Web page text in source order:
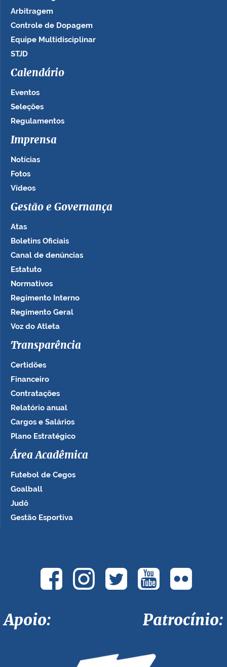
Arbitragem
Controle de Dopagem
Equipe Multidisciplinar
STJD
Calendário
Eventos
Seleções
Regulamentos
Imprensa
Notícias
Fotos
Vídeos
Gestão e Governança
Atas
Boletins Oficiais
Canal de denúncias
Estatuto
Normativos
Regimento Interno
Regimento Geral
Voz do Atleta
Transparência
Certidões
Financeiro
Contratações
Relatório anual
Cargos e Salários
Plano Estratégico
Área Acadêmica
Futebol de Cegos
Goalball
Judô
Gestão Esportiva
Apoio: Patrocínio: